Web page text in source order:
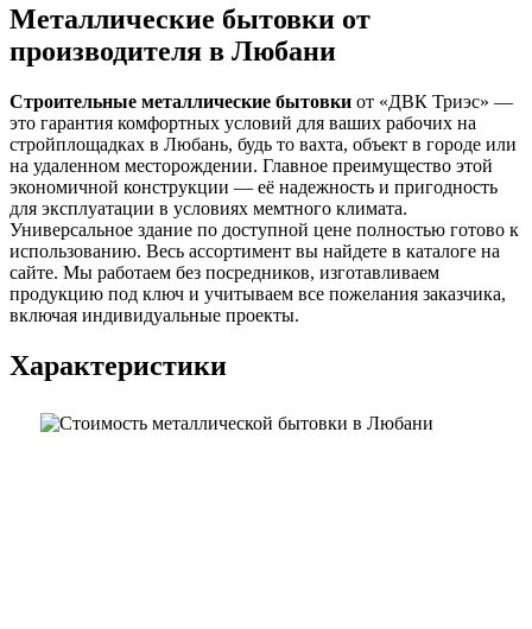
Металлические бытовки от
производителя в Любани
Строительные металлические бытовки от «ДВК Триэс» —
это гарантия комфортных условий для ваших рабочих на
стройплощадках в Любань, будь то вахта, объект в городе или
на удаленном месторождении. Главное преимущество этой
экономичной конструкции — её надежность и пригодность
для эксплуатации в условиях мемтного климата.
Универсальное здание по доступной цене полностью готово к
использованию. Весь ассортимент вы найдете в каталоге на
сайте. Мы работаем без посредников, изготавливаем
продукцию под ключ и учитываем все пожелания заказчика,
включая индивидуальные проекты.
Характеристики